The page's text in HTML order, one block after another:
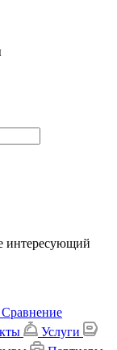
интересующий
Сравнение
Услуги